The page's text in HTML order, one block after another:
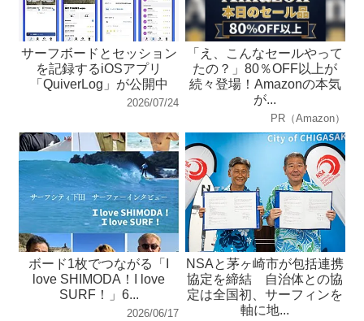
サーフボードとセッション
を記録するiOSアプリ
「QuiverLog」が公開中
2026/07/24
「え、こんなセールやって
たの？」80％OFF以上が
続々登場！Amazonの本気
が...
PR（Amazon）
ボード1枚でつながる「I
love SHIMODA！I love
SURF！」6...
2026/06/17
NSAと茅ヶ崎市が包括連携
協定を締結 自治体との協
定は全国初、サーフィンを
軸に地...